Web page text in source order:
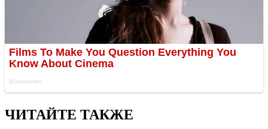
ЧИТАЙТЕ ТАКЖЕ